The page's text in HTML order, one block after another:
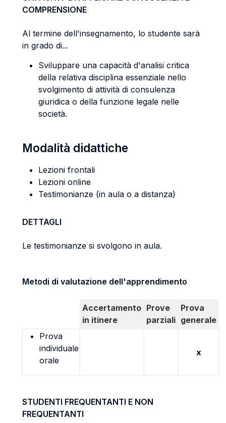
COMPRENSIONE
Al termine dell'insegnamento, lo studente sarà
in grado di...
Sviluppare una capacità d'analisi critica
della relativa disciplina essenziale nello
svolgimento di attività di consulenza
giuridica o della funzione legale nelle
società.
Modalità didattiche
Lezioni frontali
Lezioni online
Testimonianze (in aula o a distanza)
DETTAGLI
Le testimonianze si svolgono in aula.
Metodi di valutazione dell'apprendimento
Accertamento
in itinere
Prove
parziali
Prova
generale
Prova
individuale
orale
x
STUDENTI FREQUENTANTI E NON
FREQUENTANTI